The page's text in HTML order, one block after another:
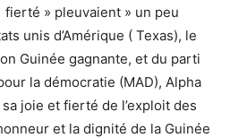
» pleuvaient » un peu
unis d’Amérique ( Texas), le
Guinée gagnante, et du parti
la démocratie (MAD), Alpha
joie et fierté de l’exploit des
et la dignité de la Guinée